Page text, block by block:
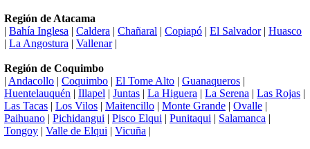
Región de Atacama
| Bahía Inglesa | Caldera | Chañaral | Copiapó | El Salvador| Huasco
| La Angostura | Vallenar|
Región de Coquimbo
| Andacollo | Coquimbo | El Tome Alto | Guanaqueros |
Huentelauquén | Illapel | Juntas | La Higuera | La Serena | Las Rojas |
Las Tacas | Los Vilos | Maitencillo | Monte Grande | Ovalle |
Paihuano | Pichidangui | Pisco Elqui | Punitaqui | Salamanca |
Tongoy | Valle de Elqui | Vicuña |